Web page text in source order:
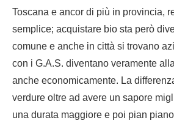
Toscana e ancor di più in provincia,
semplice; acquistare bio sta però
comune e anche in città si trovano
con i G.A.S. diventano veramente
anche economicamente. La
verdure oltre ad avere un sapore
una durata maggiore e poi pian